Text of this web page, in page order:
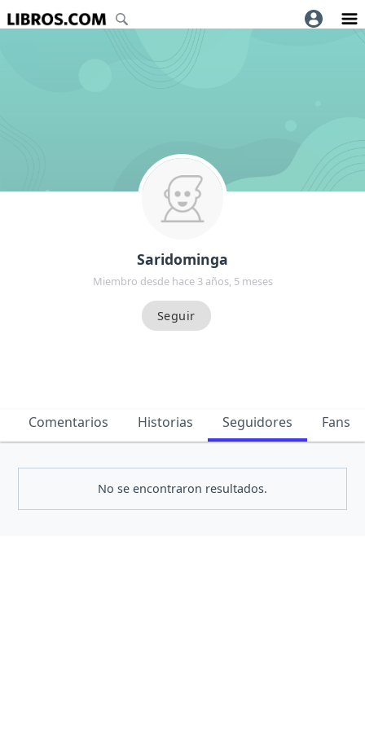
Saridominga
Miembro desde hace 3 años, 5 meses
Comentarios Historias Seguidores Fans
No se encontraron resultados.